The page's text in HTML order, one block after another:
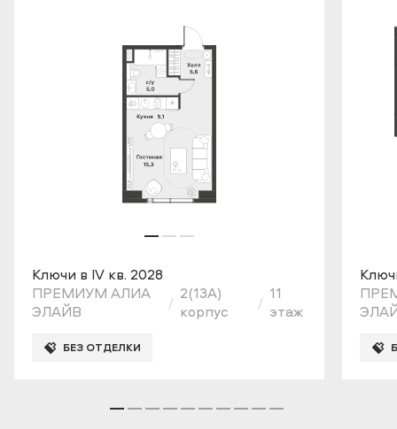
Ключи в IV кв. 2028
ПРЕМИУМ АЛИА
ЭЛАЙВ
2(13A)
корпус
11
этаж
БЕЗ ОТДЕЛКИ